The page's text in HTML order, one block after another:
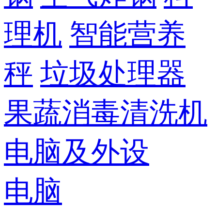
理机 智能营养
秤 垃圾处理器
果蔬消毒清洗机
电脑及外设
电脑